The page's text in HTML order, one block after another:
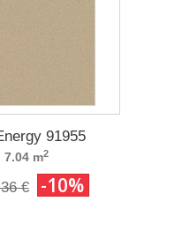
91955
m2
€ -10%